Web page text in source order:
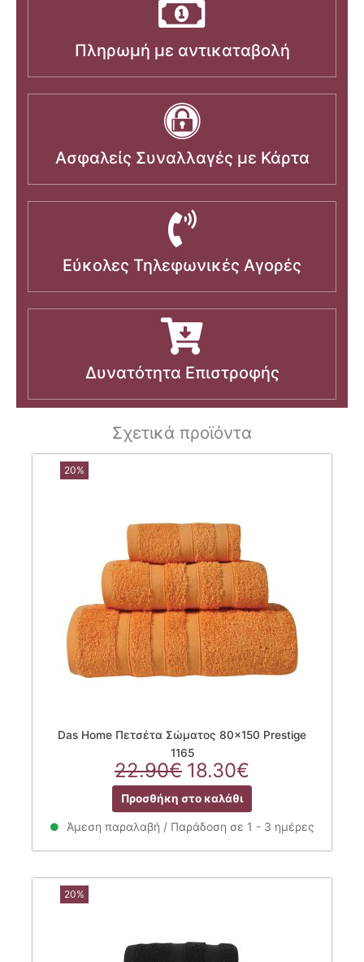
Πληρωμή με αντικαταβολή
Ασφαλείς Συναλλαγές με Κάρτα
Εύκολες Τηλεφωνικές Αγορές
Δυνατότητα Επιστροφής
Σχετικά προϊόντα
20%
Das Home Πετσέτα Σώματος 80×150 Prestige
1165
22.90€ Original
price
was:
22.90€.
18.30€
τρέχουσα
τιμή
είναι:
18.30€.
Προσθήκη στο καλάθι
Άμεση παραλαβή / Παράδοση σε 1 - 3 ημέρες
20%